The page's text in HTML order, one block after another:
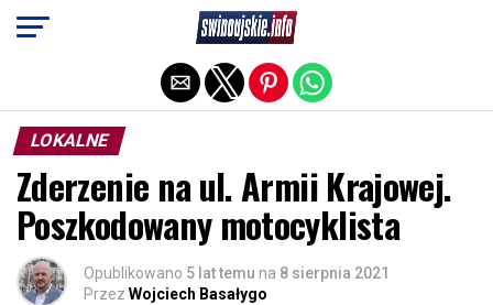
LOKALNE
Zderzenie na ul. Armii Krajowej.
Poszkodowany motocyklista
Opublikowano 5 lat temu na 8 sierpnia 2021
Przez Wojciech Basałygo
Exit mobile version